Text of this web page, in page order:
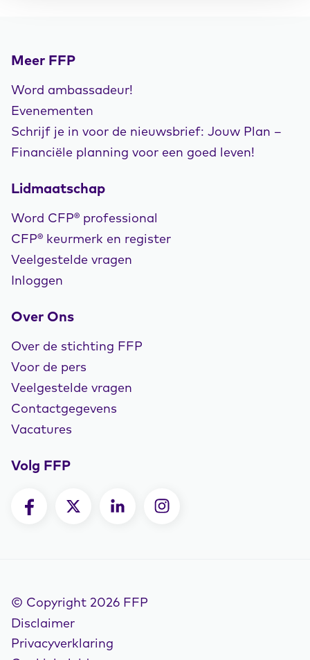
Meer FFP
Word ambassadeur!
Evenementen
Schrijf je in voor de nieuwsbrief: Jouw Plan –
Financiële planning voor een goed leven!
Lidmaatschap
Word CFP® professional
CFP® keurmerk en register
Veelgestelde vragen
Inloggen
Over Ons
Over de stichting FFP
Voor de pers
Veelgestelde vragen
Contactgegevens
Vacatures
Volg FFP
© Copyright 2026 FFP
Disclaimer
Privacyverklaring